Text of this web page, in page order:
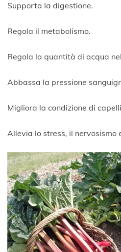
Supporta la digestione.
Regola il metabolismo.
Regola la quantità di acqua
Abbassa la pressione
Migliora la condizione di
Allevia lo stress, il nervosismo